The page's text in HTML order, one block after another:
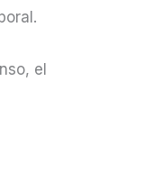
el